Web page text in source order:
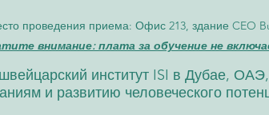
проведения приема: Офис 213, здание CEO
внимание: плата за обучение не
институт ISI в Дубае,
и развитию человеческого